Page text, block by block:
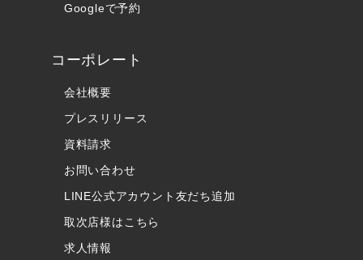
Googleで予約
コーポレート
会社概要
プレスリリース
資料請求
お問い合わせ
LINE公式アカウント友だち追加
取次店様はこちら
求人情報